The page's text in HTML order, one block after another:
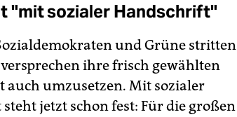
"mit sozialer Handschrift"
und Grüne stritten
ihre frisch gewählten
auch umzusetzen. Mit sozialer
jetzt schon fest: Für die großen